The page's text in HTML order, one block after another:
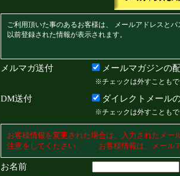
ご利用頂いた事のあるお客様は、 メールアドレスと
以前登録された情報が表示されます。
メルマガ送付 メールマガジンの
※チェックは外すことも
DM送付 ダイレクトメール
※チェックは外すことも
お客様情報を変更された場合は、入力されたメ
注意をしてください。 お客様情報は、メール
お名前